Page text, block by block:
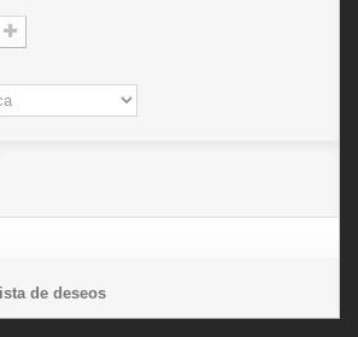
de deseos